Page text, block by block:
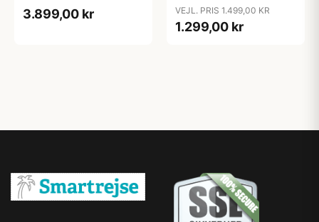
3.899,00 kr VEJL. PRIS 1.499,00 KR
1.299,00 kr